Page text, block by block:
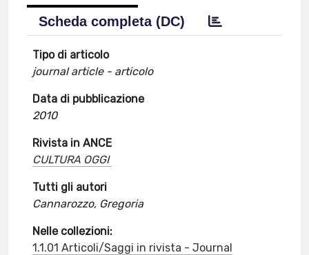
Scheda completa (DC)
Tipo di articolo
journal article - articolo
Data di pubblicazione
2010
Rivista in ANCE
CULTURA OGGI
Tutti gli autori
Cannarozzo, Gregoria
Nelle collezioni:
1.1.01 Articoli/Saggi in rivista - Journal